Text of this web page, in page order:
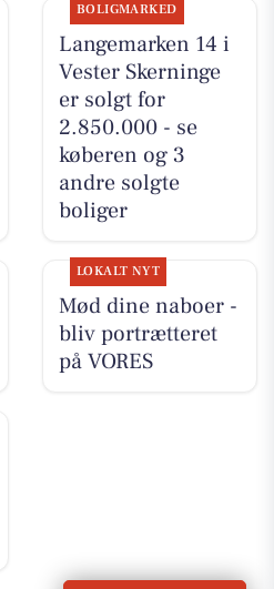
BOLIGMARKED
Langemarken 14 i
Vester Skerninge
er solgt for
2.850.000 - se
køberen og 3
andre solgte
boliger
LOKALT NYT
Mød dine naboer -
bliv portrætteret
på VORES